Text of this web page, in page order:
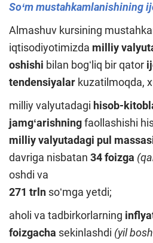
Soʻm mustahkamlanishining
Almashuv kursining
iqtisodiyotimizda milliy
oshishi bilan bogʻliq bir qator
tendensiyalar kuzatilmoqda,
milliy valyutadagi hisob-
jamgʻarishningfaollashishi
milliy valyutadagi pul
davriga nisbatan 34 foizga
oshdi va
271 trln soʻmga yetdi;
aholi va tadbirkorlarning
foizgacha sekinlashdi (yil